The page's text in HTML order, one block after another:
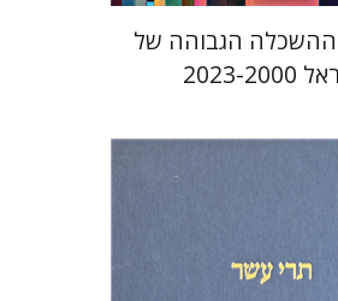
ההשכלה הגבוהה של
2000